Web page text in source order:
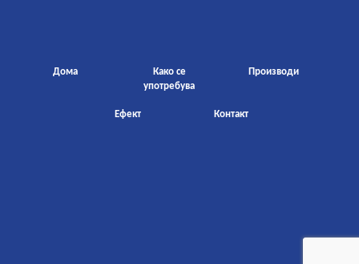
Дома
Како се
употребува
Производи
Ефект Контакт